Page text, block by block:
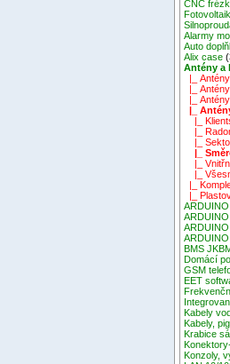
CNC
Alarmy
Auto
Alix case
Antény a
|_
|_
|_
|_
|_
|_
|_
|_
|_
|_
|_
|_
BMS
Domácí
GSM
EET
Kabely
Kabely,
Krabice
Konzoly,